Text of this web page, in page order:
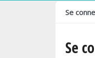
Se
Se